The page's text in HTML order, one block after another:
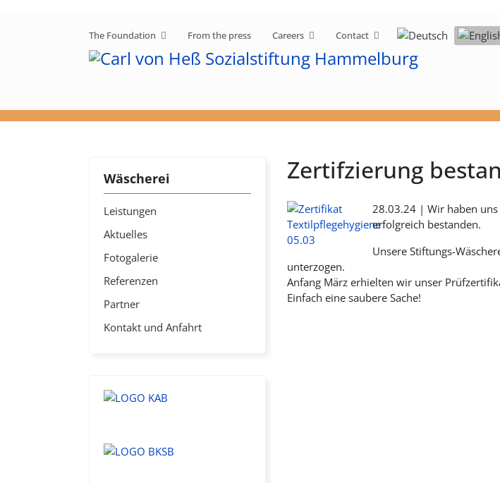
The Foundation From the press Careers Contact Select your language
Wäscherei
Leistungen
Aktuelles
Fotogalerie
Referenzen
Partner
Kontakt und Anfahrt
Zertifzierung
28.03.24 | Wir haben uns
erfolgreich bestanden.
Unsere Stiftungs-
unterzogen.
Anfang März erhielten wir unser
Einfach eine saubere Sache!